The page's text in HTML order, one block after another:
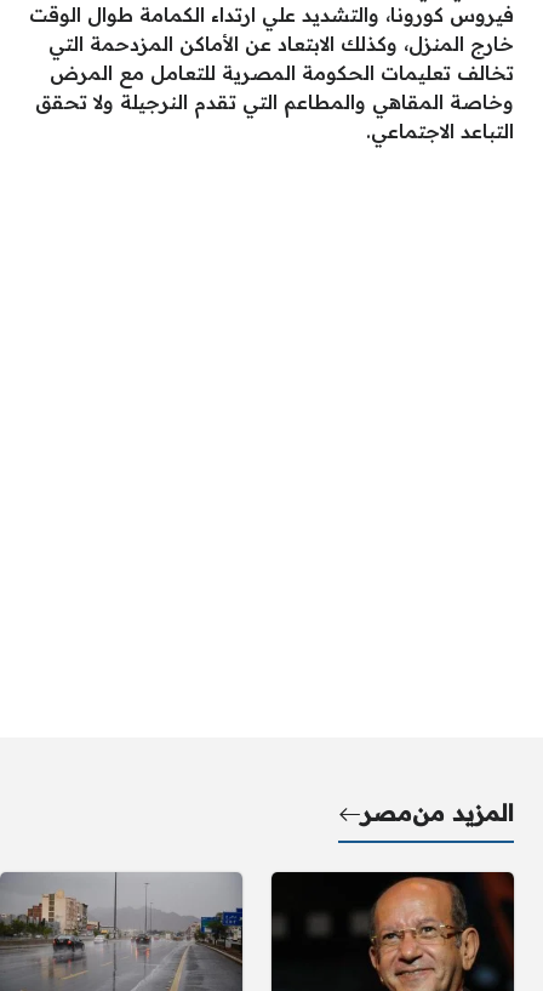
فيروس كورونا، والتشديد علي ارتداء الكمامة طوال الوقت
خارج المنزل، وكذلك الابتعاد عن الأماكن المزدحمة التي
تخالف تعليمات الحكومة المصرية للتعامل مع المرض
وخاصة المقاهي والمطاعم التي تقدم النرجيلة ولا تحقق
التباعد الاجتماعي.
المزيد منمصر